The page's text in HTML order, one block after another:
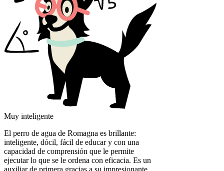
Muy inteligente
El perro de agua de Romagna es brillante:
inteligente, dócil, fácil de educar y con una
capacidad de comprensión que le permite
ejecutar lo que se le ordena con eficacia. Es un
auxiliar de primera gracias a su impresionante